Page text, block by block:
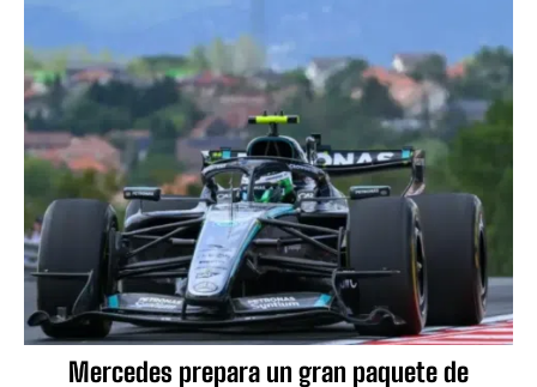
Mercedes prepara un gran paquete de